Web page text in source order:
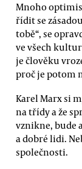
Mnoho
řídit se
tobě“, se
ve všech
je člověku
proč je potom
Karel Marx si
na třídy a že
vznikne, bude
a dobré lidi.
společnosti.